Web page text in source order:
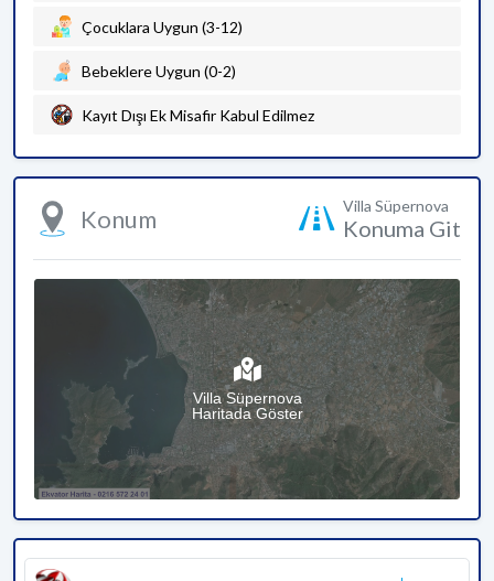
Çocuklara Uygun (3-12)
Bebeklere Uygun (0-2)
Kayıt Dışı Ek Misafir Kabul Edilmez
Konum Villa Süpernova
Konuma Git
Villa Süpernova
Haritada Göster